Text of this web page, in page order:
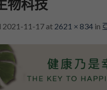
物科技
2021-11-17 at 2621 × 834 in